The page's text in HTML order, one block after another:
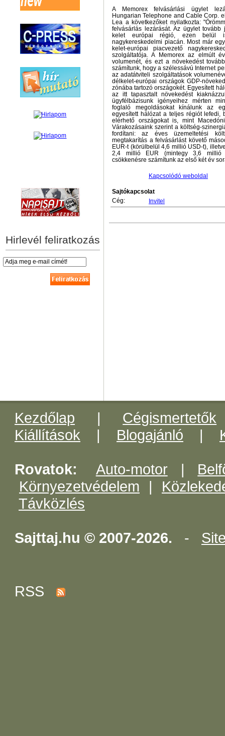
Hirlevél feliratkozás
A Memorex felvásárlási ügylet
Hungarian Telephone and Cable Corp.
Lea a következőket nyilatkozta:
felvásárlás lezárását. Az ügylet
kelet európai régió, ezen belül
nagykereskedelmi piacán. Most már
kelet-európai piacvezető
szolgáltatója. A Memorex az elmúlt
volumenét, és ezt a növekedést
számítunk, hogy a szélessávú Internet
az adatátviteli szolgáltatások
délkelet-európai országok GDP-
zónába tartozó országokét. Egyesített
az itt tapasztalt növekedést
ügyfélbázisunk igényeihez mérten
foglaló megoldásokat kínálunk az
egyesített hálózat a teljes régiót lefedi,
elérhető országokat is, mint
Várakozásaink szerint a költség-
fordítani: az éves üzemeltetési
megtakarítás a felvásárlást követő
EUR-t (körülbelül 4,6 millió USD-t),
2,4 millió EUR (mintegy 3,6 millió
csökkenésre számítunk az első két év
Kapcsolódó weboldal
Sajtókapcsolat
Cég:
Invitel
Kezdőlap | Cégismertetők
Kiállítások | Blogajánló |
Rovatok: Auto-motor|
Környezetvédelem |
Távközlés
Sajttaj.hu © 2007-2026. -
RSS